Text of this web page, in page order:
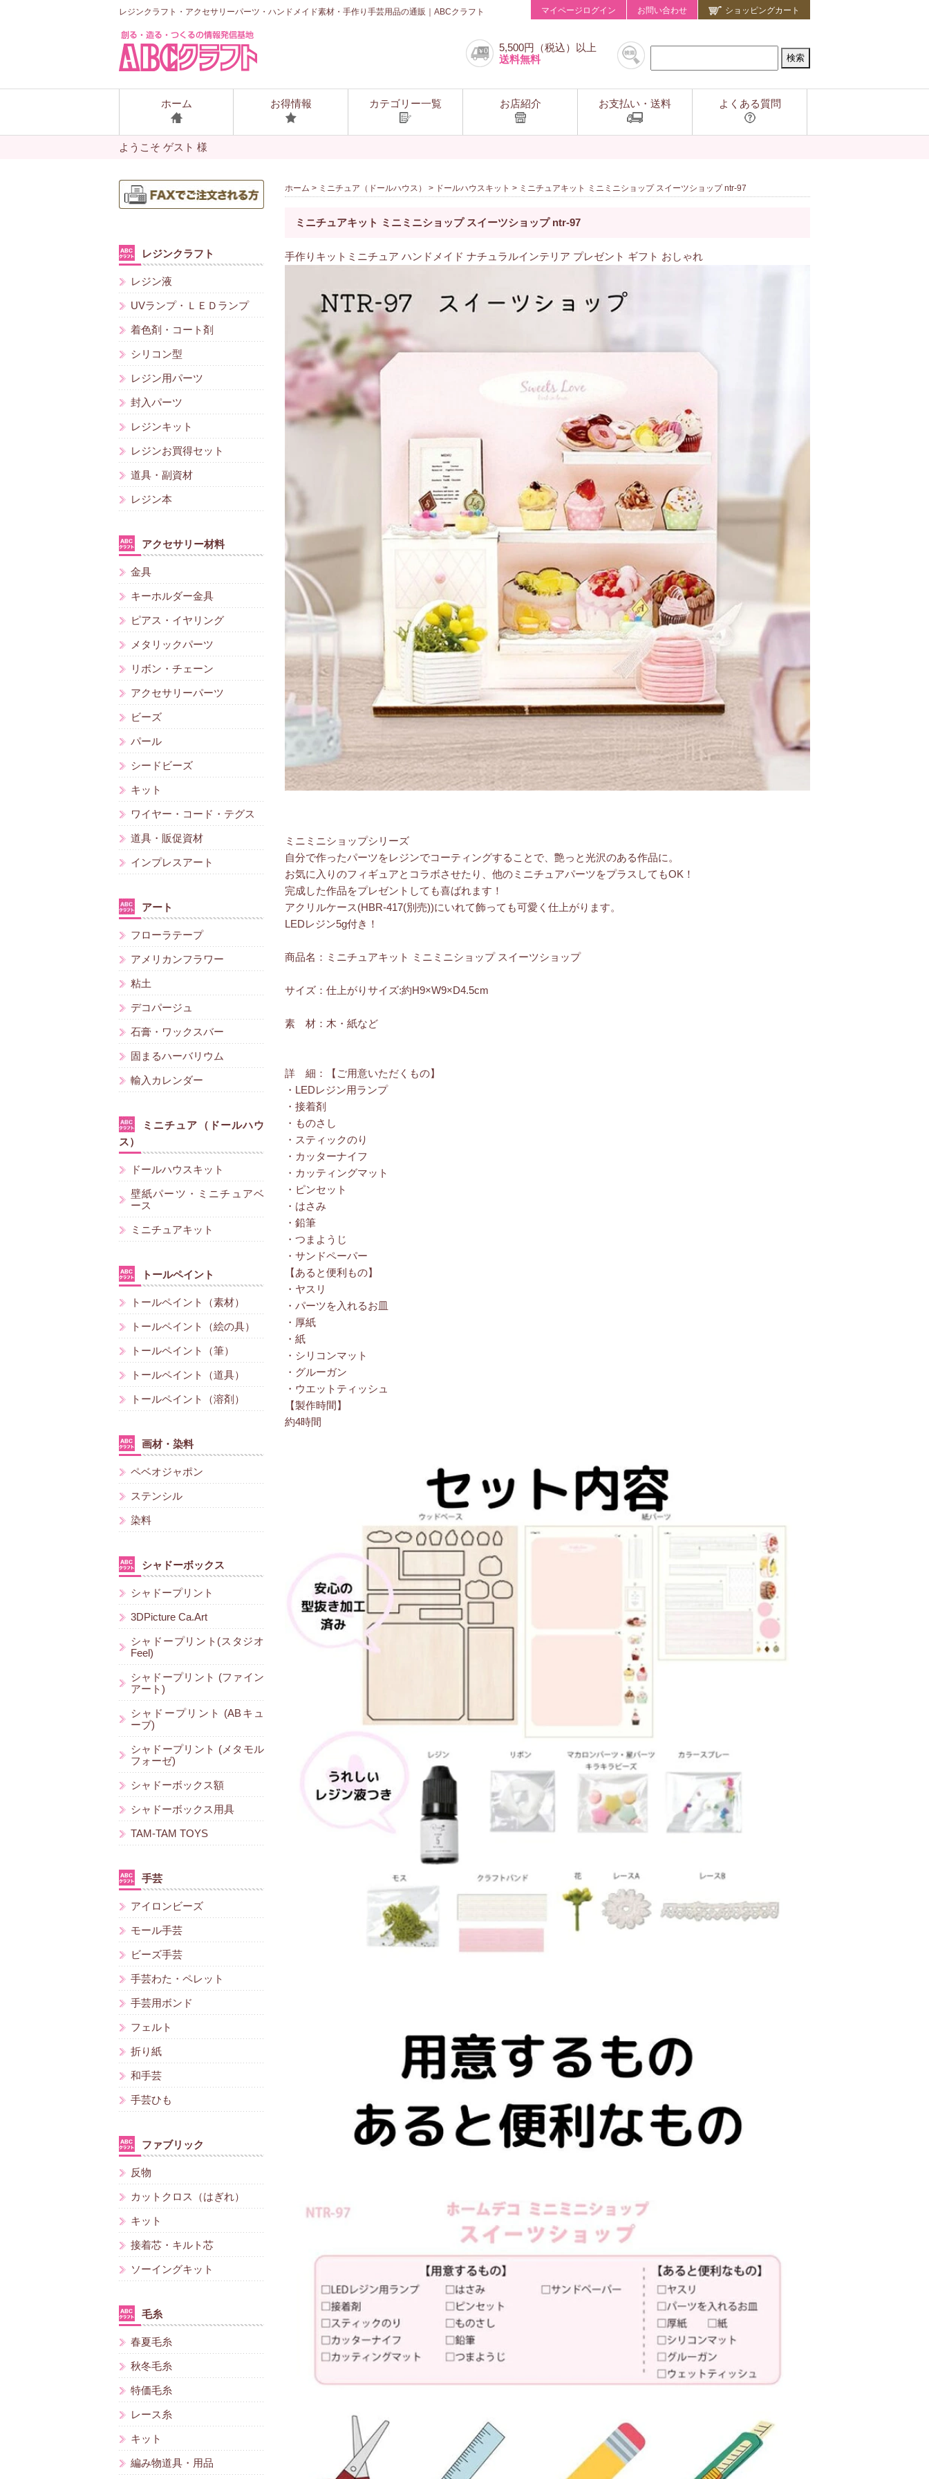
レジンクラフト・アクセサリーパーツ・ハンドメイド素材・手作り手芸用品の通販｜ABCクラフト マイページログイン お問い合わせ ショッピングカート
5,500円（税込）以上
送料無料
ホーム お得情報 カテゴリー一覧 お店紹介 お支払い・送料 よくある質問
ようこそ ゲスト 様
ホーム > ミニチュア（ドールハウス） > ドールハウスキット > ミニチュアキット ミニミニショップ スイーツショップ ntr-97
ミニチュアキット ミニミニショップ スイーツショップ ntr-97
手作りキットミニチュア ハンドメイド ナチュラルインテリア プレゼント ギフト おしゃれ
ミニミニショップシリーズ
自分で作ったパーツをレジンでコーティングすることで、艶っと光沢のある作品に。
お気に入りのフィギュアとコラボさせたり、他のミニチュアパーツをプラスしてもOK！
完成した作品をプレゼントしても喜ばれます！
アクリルケース(HBR-417(別売))にいれて飾っても可愛く仕上がります。
LEDレジン5g付き！
商品名：ミニチュアキット ミニミニショップ スイーツショップ
サイズ：仕上がりサイズ:約H9×W9×D4.5cm
素 材：木・紙など
詳 細：【ご用意いただくもの】
・LEDレジン用ランプ
・接着剤
・ものさし
・スティックのり
・カッターナイフ
・カッティングマット
・ピンセット
・はさみ
・鉛筆
・つまようじ
・サンドペーパー
【あると便利もの】
・ヤスリ
・パーツを入れるお皿
・厚紙
・紙
・シリコンマット
・グルーガン
・ウエットティッシュ
【製作時間】
約4時間
レジンクラフト
レジン液
UVランプ・ＬＥＤランプ
着色剤・コート剤
シリコン型
レジン用パーツ
封入パーツ
レジンキット
レジンお買得セット
道具・副資材
レジン本
アクセサリー材料
金具
キーホルダー金具
ピアス・イヤリング
メタリックパーツ
リボン・チェーン
アクセサリーパーツ
ビーズ
パール
シードビーズ
キット
ワイヤー・コード・テグス
道具・販促資材
インプレスアート
アート
フローラテープ
アメリカンフラワー
粘土
デコパージュ
石膏・ワックスバー
固まるハーバリウム
輸入カレンダー
ミニチュア（ドールハウ
ス）
ドールハウスキット
壁紙パーツ・ミニチュアベ
ース
ミニチュアキット
トールペイント
トールペイント（素材）
トールペイント（絵の具）
トールペイント（筆）
トールペイント（道具）
トールペイント（溶剤）
画材・染料
ペベオジャポン
ステンシル
染料
シャドーボックス
シャドープリント
3DPicture Ca.Art
シャドープリント(スタジオ
Feel)
シャドープリント (ファイン
アート)
シャドープリント (ABキュ
ーブ)
シャドープリント (メタモル
フォーゼ)
シャドーボックス額
シャドーボックス用具
TAM-TAM TOYS
手芸
アイロンビーズ
モール手芸
ビーズ手芸
手芸わた・ペレット
手芸用ボンド
フェルト
折り紙
和手芸
手芸ひも
ファブリック
反物
カットクロス（はぎれ）
キット
接着芯・キルト芯
ソーイングキット
毛糸
春夏毛糸
秋冬毛糸
特価毛糸
レース糸
キット
編み物道具・用品